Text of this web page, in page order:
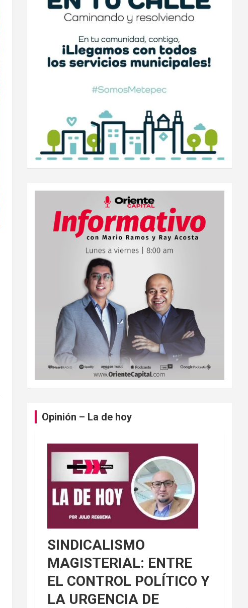
Opinión – La de hoy
SINDICALISMO
MAGISTERIAL: ENTRE
EL CONTROL POLÍTICO Y
LA URGENCIA DE